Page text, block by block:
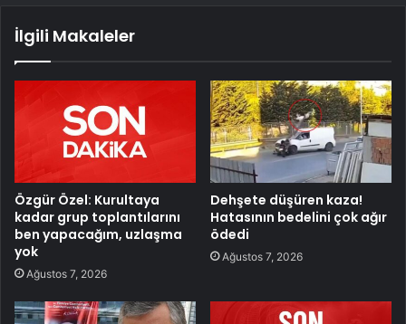
İlgili Makaleler
Özgür Özel: Kurultaya
kadar grup toplantılarını
ben yapacağım, uzlaşma
yok
Ağustos 7, 2026
Dehşete düşüren kaza!
Hatasının bedelini çok ağır
ödedi
Ağustos 7, 2026